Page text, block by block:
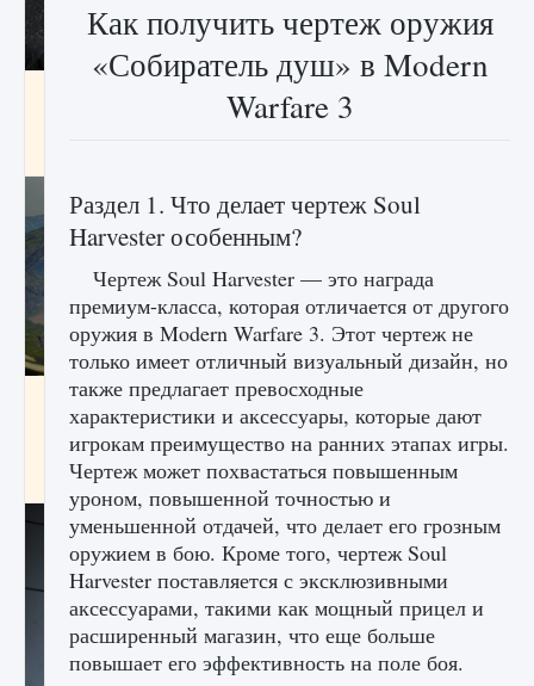
лицензии, лиги, команды и стадионы в EA
Как исправить ошибку Palworld EPalworld
«Идет сохранение мира — Невозможно
начать сохранение данных мира»
9 августа 2024 2 711 0 0
Как получить чертеж оружия
«Собиратель душ» в Modern
Warfare 3
Раздел 1. Что делает чертеж Soul
Harvester особенным?
Чертеж Soul Harvester — это награда
премиум-класса, которая отличается от другого
оружия в Modern Warfare 3. Этот чертеж не
только имеет отличный визуальный дизайн, но
также предлагает превосходные
характеристики и аксессуары, которые дают
игрокам преимущество на ранних этапах игры.
Чертеж может похвастаться повышенным
уроном, повышенной точностью и
уменьшенной отдачей, что делает его грозным
оружием в бою. Кроме того, чертеж Soul
Harvester поставляется с эксклюзивными
аксессуарами, такими как мощный прицел и
расширенный магазин, что еще больше
повышает его эффективность на поле боя.